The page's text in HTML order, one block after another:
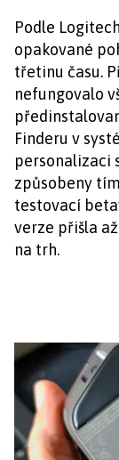
Podle
opakované
třetinu času.
nefungovalo
Finderu v
personalizaci
způsobeny
testovací
verze přišla
na trh.